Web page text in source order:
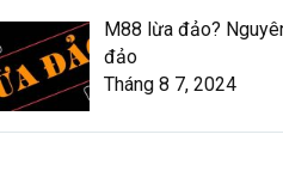
M88 lừa đảo?
đảo
Tháng 8 7, 2024